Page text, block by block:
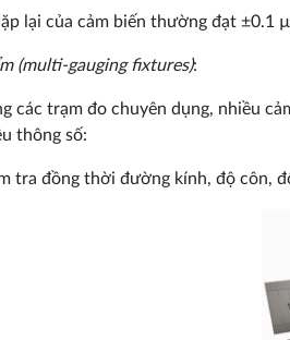
lại của cảm biến thường đạt ±0.1
(multi-gauging fixtures):
các trạm đo chuyên dụng, nhiều
thông số:
tra đồng thời đường kính, độ côn,